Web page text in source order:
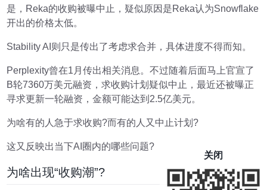
是，Reka的收购被曝中止，疑似原因是Reka认为Snowflake
开出的价格太低。
Stability AI则只是传出了考虑求合并，具体进度不得而知。
Perplexity曾在1月传出相关消息。不过随着后面马上官宣了
B轮7360万美元融资，求收购计划疑似中止，最近还被曝正
寻求更新一轮融资，金额可能达到2.5亿美元。
为啥有的人急于求收购?而有的人又中止计划?
这又反映出当下AI圈内的哪些问题?
为啥出现“收购潮”?
关闭